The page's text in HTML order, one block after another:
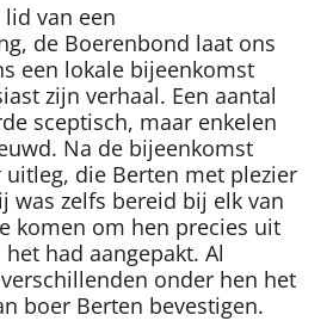
van een
de Boerenbond laat ons
een lokale bijeenkomst
zijn verhaal. Een aantal
sceptisch, maar enkelen
Na de bijeenkomst
uitleg, die Berten met plezier
was zelfs bereid bij elk van
komen om hen precies uit
had aangepakt. Al
onder hen het
boer Berten bevestigen.